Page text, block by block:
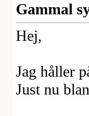
Gammal
Hej,
Jag håller
Just nu